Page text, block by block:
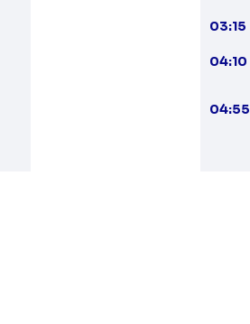
03:15
04:10
04:55